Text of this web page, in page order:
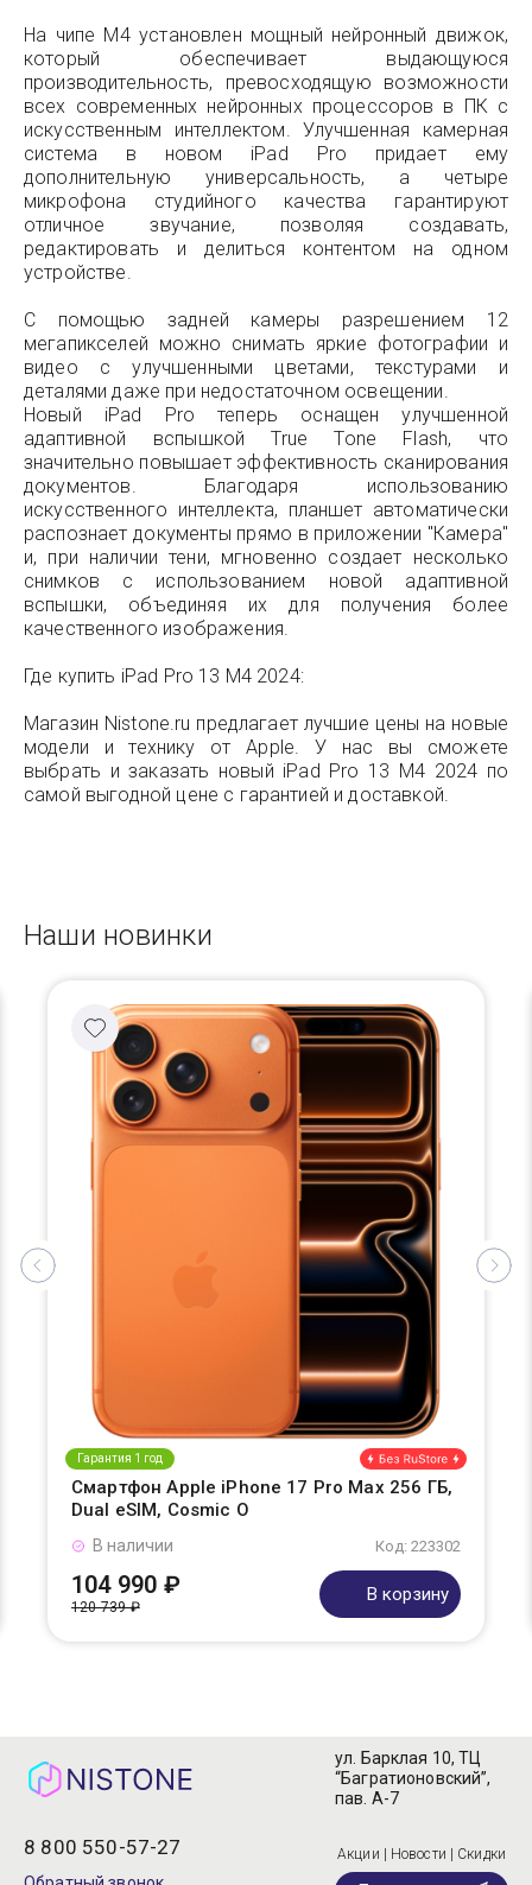
На чипе M4 установлен мощный нейронный движок,
который обеспечивает выдающуюся
производительность, превосходящую возможности
всех современных нейронных процессоров в ПК с
искусственным интеллектом. Улучшенная камерная
система в новом iPad Pro придает ему
дополнительную универсальность, а четыре
микрофона студийного качества гарантируют
отличное звучание, позволяя создавать,
редактировать и делиться контентом на одном
устройстве.
С помощью задней камеры разрешением 12
мегапикселей можно снимать яркие фотографии и
видео с улучшенными цветами, текстурами и
деталями даже при недостаточном освещении.
Новый iPad Pro теперь оснащен улучшенной
адаптивной вспышкой True Tone Flash, что
значительно повышает эффективность сканирования
документов. Благодаря использованию
искусственного интеллекта, планшет автоматически
распознает документы прямо в приложении "Камера"
и, при наличии тени, мгновенно создает несколько
снимков с использованием новой адаптивной
вспышки, объединяя их для получения более
качественного изображения.
Где купить iPad Pro 13 M4 2024:
Магазин Nistone.ru предлагает лучшие цены на новые
модели и технику от Apple. У нас вы сможете
выбрать и заказать новый iPad Pro 13 M4 2024 по
самой выгодной цене с гарантией и доставкой.
Наши новинки
Гарантия 1 год
Смартфон Apple iPhone 17 Pro Max 256 ГБ,
Dual eSIM, Cosmic O
Код: 223302
В наличии
104 990 ₽
120 739 ₽
В корзину
8 800 550-57-27
ул. Барклая 10, ТЦ
“Багратионовский”,
пав. А-7
Акции | Новости | Скидки